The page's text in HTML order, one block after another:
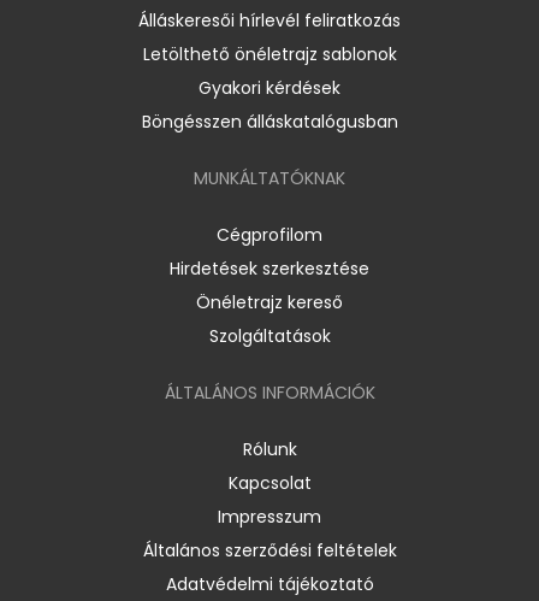
Álláskeresői hírlevél feliratkozás
Letölthető önéletrajz sablonok
Gyakori kérdések
Böngésszen álláskatalógusban
MUNKÁLTATÓKNAK
Cégprofilom
Hirdetések szerkesztése
Önéletrajz kereső
Szolgáltatások
ÁLTALÁNOS INFORMÁCIÓK
Rólunk
Kapcsolat
Impresszum
Általános szerződési feltételek
Adatvédelmi tájékoztató